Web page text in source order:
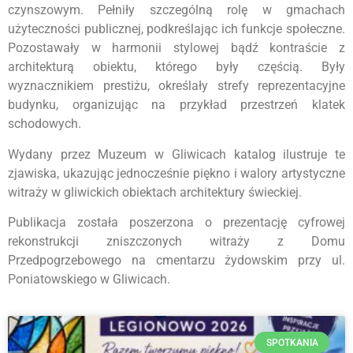
czynszowym. Pełniły szczególną rolę w gmachach
użyteczności publicznej, podkreślając ich funkcje społeczne.
Pozostawały w harmonii stylowej bądź kontraście z
architekturą obiektu, którego były częścią. Były
wyznacznikiem prestiżu, określały strefy reprezentacyjne
budynku, organizując na przykład przestrzeń klatek
schodowych.
Wydany przez Muzeum w Gliwicach katalog ilustruje te
zjawiska, ukazując jednocześnie piękno i walory artystyczne
witraży w gliwickich obiektach architektury świeckiej.
Publikacja została poszerzona o prezentację cyfrowej
rekonstrukcji zniszczonych witraży z Domu
Przedpogrzebowego na cmentarzu żydowskim przy ul.
Poniatowskiego w Gliwicach.
SPOTKANIA